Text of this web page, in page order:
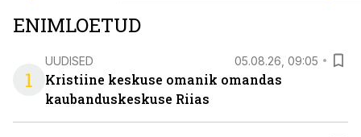
ENIMLOETUD
1
UUDISED 05.08.26, 09:05
Kristiine keskuse omanik omandas
kaubanduskeskuse Riias